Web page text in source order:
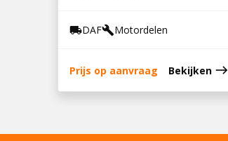
local_shippingDAFbuildMotordelen
Prijs op aanvraag Bekijken east